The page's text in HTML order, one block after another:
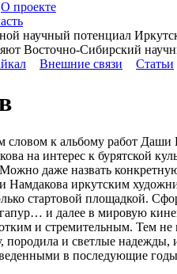
О проекте
научный потенциал
Восточно-Сибирский
Внешние связи Статьи
к альбому работ Даши
на интерес к бурятской
даже назвать
Намдакова иркутским
стартовой площадкой.
и далее в мировую
и стремительным. Тем не
и светлые надежды,
в последующие